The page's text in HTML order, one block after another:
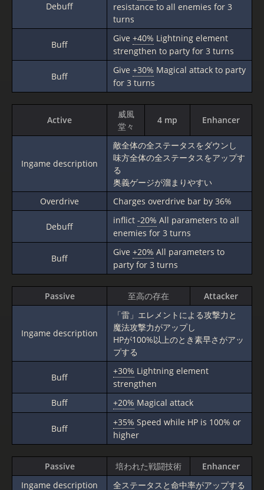
Debuff
resistance to all enemies for 3
turns
Buff
Give +40% Lightning element
strengthen to party for 3 turns
Buff
Give +30% Magical attack to party
for 3 turns
Active
威風
堂々
4 mp Enhancer
Ingame description
敵全体の全ステータスをダウンし
味方全体の全ステータスをアップす
る
奥義ゲージが溜まりやすい
Overdrive
Charges overdrive bar by 36%
Debuff
inflict -20% All parameters to all
enemies for 3 turns
Buff
Give +20% All parameters to
party for 3 turns
Passive 至高の存在 Attacker
Ingame description
「雷」エレメントによる攻撃力と
魔法攻撃力がアップし
HPが100%以上のとき素早さがアッ
プする
Buff
+30% Lightning element
strengthen
Buff
+20% Magical attack
Buff
+35% Speed while HP is 100% or
higher
Passive 培われた戦闘技術
Enhancer
Ingame description
全ステータスと命中率がアップする